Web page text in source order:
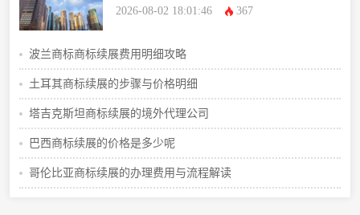
2026-08-02 18:01:46 367
波兰商标商标续展费用明细攻略
土耳其商标续展的步骤与价格明细
塔吉克斯坦商标续展的境外代理公司
巴西商标续展的价格是多少呢
哥伦比亚商标续展的办理费用与流程解读